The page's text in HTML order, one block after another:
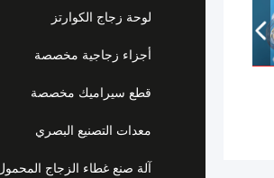
لوحة زجاج الكوارتز
أجزاء زجاجية مخصصة
قطع سيراميك مخصصة
معدات التصنيع البصري
آلة صنع غطاء الزجاج